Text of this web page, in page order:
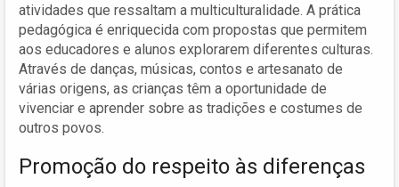
atividades que ressaltam a multiculturalidade. A prática
pedagógica é enriquecida com propostas que permitem
aos educadores e alunos explorarem diferentes culturas.
Através de danças, músicas, contos e artesanato de
várias origens, as crianças têm a oportunidade de
vivenciar e aprender sobre as tradições e costumes de
outros povos.
Promoção do respeito às diferenças